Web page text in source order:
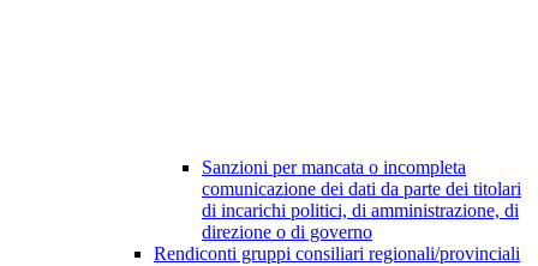
Sanzioni per mancata o incompleta
comunicazione dei dati da parte dei titolari
di incarichi politici, di amministrazione, di
direzione o di governo
Rendiconti gruppi consiliari regionali/provinciali